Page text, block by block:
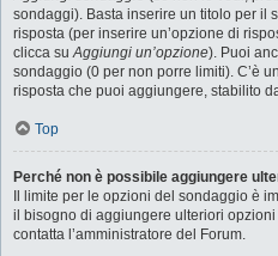
sondaggi). Basta inserire un titolo per il
risposta (per inserire un’opzione di
clicca suAggiungi un’opzione). Puoi
sondaggio (0 per non porre limiti). C’è
risposta che puoi aggiungere, stabilito
Top
Perché non è possibile aggiungere
Il limite per le opzioni del sondaggio è
il bisogno di aggiungere ulteriori
contatta l’amministratore del Forum.